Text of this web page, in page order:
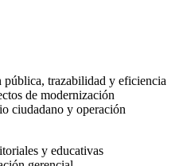
pública, trazabilidad y eficiencia
de modernización
ciudadano y operación
y educativas